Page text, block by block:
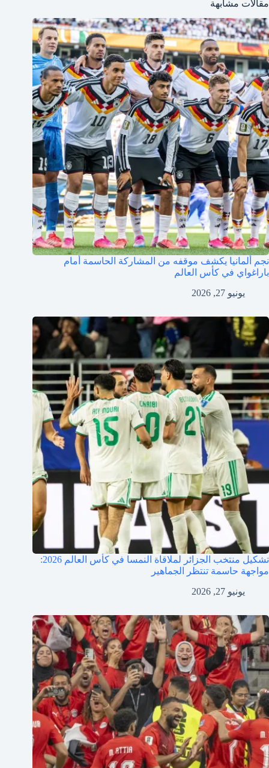
مقالات مشابهة
نجم ألمانيا يكشف موقفه من المشاركة الحاسمة أمام
باراغواي في كأس العالم
يونيو 27, 2026
تشكيل منتخب الجزائر لملاقاة النمسا في كأس العالم 2026:
مواجهة حاسمة تنتظر الجماهير
يونيو 27, 2026